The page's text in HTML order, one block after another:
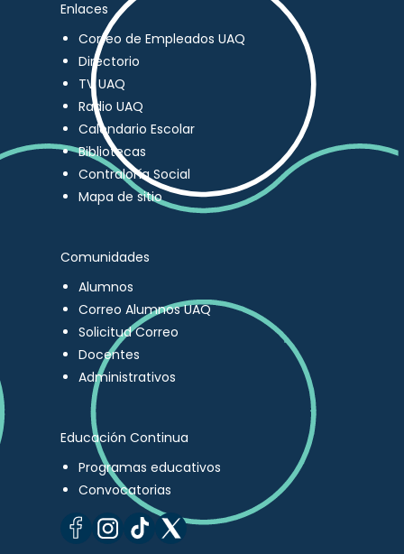
Enlaces
Correo de Empleados UAQ
Directorio
TV UAQ
Radio UAQ
Calendario Escolar
Bibliotecas
Contraloría Social
Mapa de sitio
Comunidades
Alumnos
Correo Alumnos UAQ
Solicitud Correo
Docentes
Administrativos
Educación Continua
Programas educativos
Convocatorias